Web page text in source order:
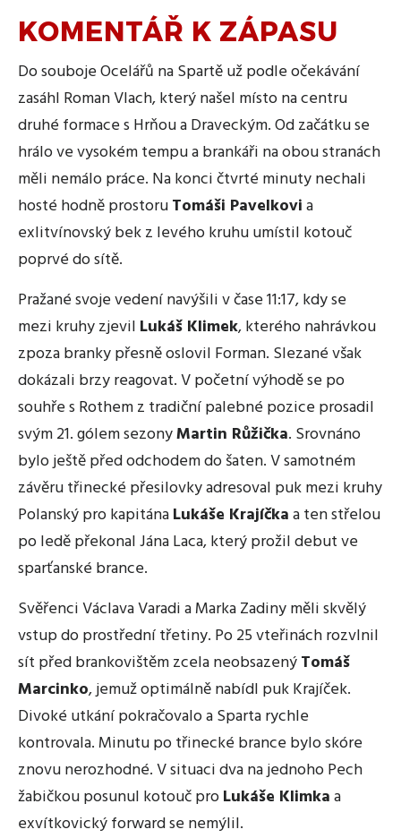
KOMENTÁŘ K ZÁPASU
Do souboje Ocelářů na Spartě už podle očekávání
zasáhl Roman Vlach, který našel místo na centru
druhé formace s Hrňou a Draveckým. Od začátku se
hrálo ve vysokém tempu a brankáři na obou stranách
měli nemálo práce. Na konci čtvrté minuty nechali
hosté hodně prostoruTomáši Pavelkovia
exlitvínovský bek z levého kruhu umístil kotouč
poprvé do sítě.
Pražané svoje vedení navýšili v čase 11:17, kdy se
mezi kruhy zjevil Lukáš Klimek, kterého nahrávkou
zpoza branky přesně oslovil Forman. Slezané však
dokázali brzy reagovat. V početní výhodě se po
souhře s Rothem z tradiční palebné pozice prosadil
svým 21. gólem sezonyMartin Růžička. Srovnáno
bylo ještě před odchodem do šaten. V samotném
závěru třinecké přesilovky adresoval puk mezi kruhy
Polanský pro kapitánaLukáše Krajíčkaa ten střelou
po ledě překonal Jána Laca, který prožil debut ve
sparťanské brance.
Svěřenci Václava Varadi a Marka Zadiny měli skvělý
vstup do prostřední třetiny. Po 25 vteřinách rozvlnil
sít před brankovištěm zcela neobsazenýTomáš
Marcinko, jemuž optimálně nabídl puk Krajíček.
Divoké utkání pokračovalo a Sparta rychle
kontrovala. Minutu po třinecké brance bylo skóre
znovu nerozhodné. V situaci dva na jednoho Pech
žabičkou posunul kotouč proLukáše Klimkaa
exvítkovický forward se nemýlil.